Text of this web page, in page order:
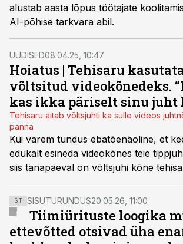
alustab aasta lõpus töötajate
AI-põhise tarkvara abil.
UUDISED08.04.25, 10:47
Hoiatus | Tehisaru
võltsitud videokõnedeks.
kas ikka päriselt sinu juht
Tehisaru aitab võltsjuhti ka sulle videos
panna
Kui varem tundus ebatõenäoline, et
edukalt esineda videokõnes teie
siis tänapäeval on võltsjuhi kõne
realistlik risk, hoiatab KPMG Baltics
teenuste juht Mihkel Kukk.
ST SISUTURUNDUS20.05.26, 11:00
Tiimiürituste loogika
ettevõtted otsivad üha